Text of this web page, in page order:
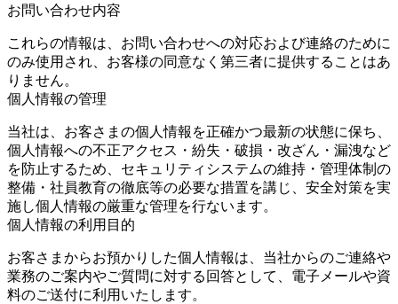
お問い合わせ内容
これらの情報は、お問い合わせへの対応および連絡のために
のみ使用され、お客様の同意なく第三者に提供することはあ
りません。
個人情報の管理
当社は、お客さまの個人情報を正確かつ最新の状態に保ち、
個人情報への不正アクセス・紛失・破損・改ざん・漏洩など
を防止するため、セキュリティシステムの維持・管理体制の
整備・社員教育の徹底等の必要な措置を講じ、安全対策を実
施し個人情報の厳重な管理を行ないます。
個人情報の利用目的
お客さまからお預かりした個人情報は、当社からのご連絡や
業務のご案内やご質問に対する回答として、電子メールや資
料のご送付に利用いたします。